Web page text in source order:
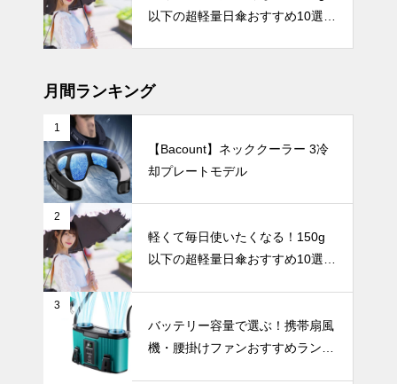
新版】24時
間以上使える
大容量ハンデ
すめ7選
UV・雨対策
傘を畳む手間
から解放！閉
じるだけで簡
単に美しく収
納できる「形
状記憶日傘」
おすすめ5選
｜通勤やビジ
ネスにぴった
UV・雨対策
バッグに入れ
ても邪魔にな
らない！超軽
インテリア小物
以下の超軽量日傘おすすめ10選
月間ランキング
1
【Bacount】ネッククーラー 3冷
却プレートモデル
2
軽くて毎日使いたくなる！150g
以下の超軽量日傘おすすめ10選
3
バッテリー容量で選ぶ！携帯扇風
機・腰掛けファンおすすめランキ